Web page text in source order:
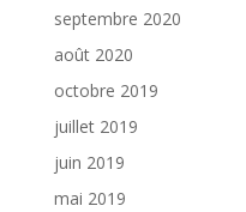
septembre 2020
août 2020
octobre 2019
juillet 2019
juin 2019
mai 2019